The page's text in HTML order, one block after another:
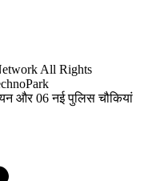
All Rights
और 06 नई पुलिस चौकियां